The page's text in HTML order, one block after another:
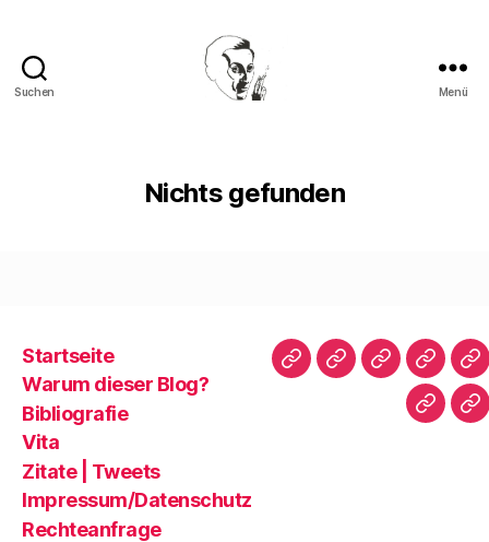
Suchen Menü
Nichts gefunden
Startseite
Warum dieser Blog?
Bibliografie
Vita
Zitate | Tweets
Impressum/Datenschutz
Rechteanfrage
Startseite
WarumBibliografie
Vita
|